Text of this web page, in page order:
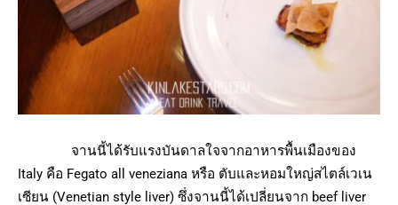
จานนี้ได้รับแรงบันดาลใจจากอาหารพื้นเมืองของ
Italy คือ Fegato all veneziana หรือ ตับและหอมใหญ่สไตล์เวเน
เซียน (Venetian style liver) ซึ่งจานนี้ได้เปลี่ยนจาก beef liver